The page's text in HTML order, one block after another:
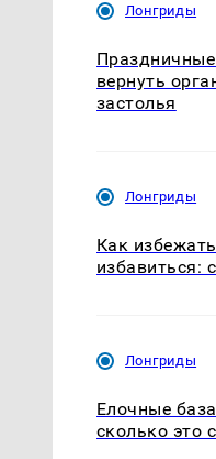
Лонгриды
вернуть
застолья
Лонгриды
Как
избавиться:
Лонгриды
Елочные
сколько это